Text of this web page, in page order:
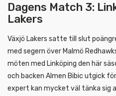
Dagens Match 3:
Lakers
Växjö Lakers satte till slut
med segern över Malmö
möten med Linköping den här
och backen Almen Bibic utgick
expert kan mycket väl tänka sig